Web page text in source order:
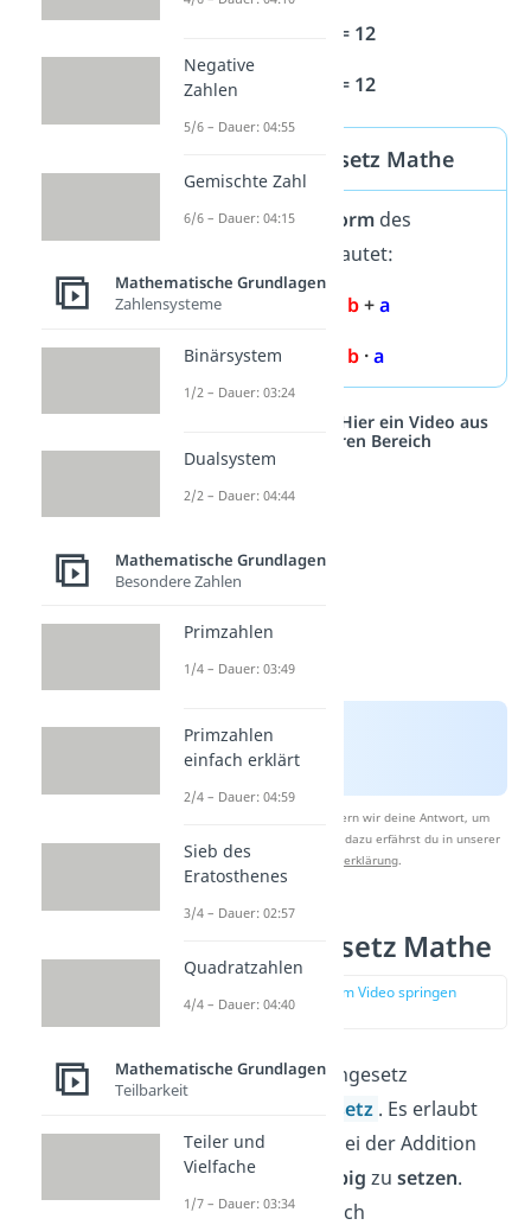
= 12
= 12
Kommutativgesetz Mathe
Die allgemeine Formdes
Rechengesetzes lautet:
b+a
b·a
Studyflix vernetzt: Hier ein Video aus
einem anderen Bereich
Nach Beantwortung speichern wir deine Antwort, um
Studyflix zu verbessern. Mehr dazu erfährst du in unserer
Datenschutzerklärung.
Assoziativgesetz Mathe
zur Stelle im Video springen
(01:16)
Das nächste Rechengesetz
Assoziativgesetz . Es erlaubt
dir, die Klammern
bei der Addition
dreier Zahlen
beliebig zu setzen.
Deshalb heißt es auch
Negative
Zahlen
5/6 – Dauer: 04:55
Gemischte Zahl
6/6 – Dauer: 04:15
Mathematische Grundlagen
Zahlensysteme
Binärsystem
1/2 – Dauer: 03:24
Dualsystem
2/2 – Dauer: 04:44
Mathematische Grundlagen
Besondere Zahlen
Primzahlen
1/4 – Dauer: 03:49
Primzahlen
einfach erklärt
2/4 – Dauer: 04:59
Sieb des
Eratosthenes
3/4 – Dauer: 02:57
Quadratzahlen
4/4 – Dauer: 04:40
Mathematische Grundlagen
Teilbarkeit
Teiler und
Vielfache
1/7 – Dauer: 03:34